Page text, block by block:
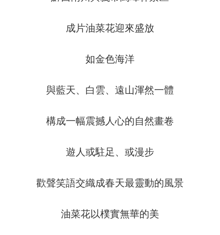
成片油菜花迎來盛放
如金色海洋
與藍天、白雲、遠山渾然一體
構成一幅震撼人心的自然畫卷
遊人或駐足、或漫步
歡聲笑語交織成春天最靈動的風景
油菜花以樸實無華的美